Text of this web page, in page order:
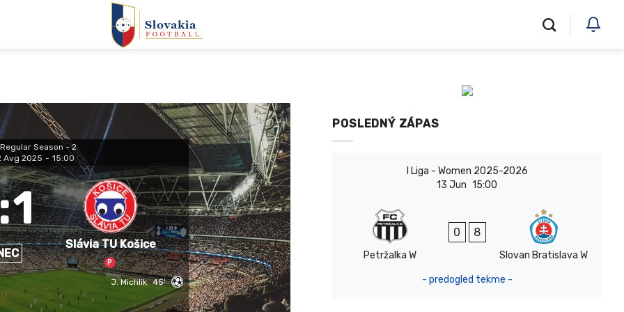
Regular Season - 2
Avg 2025 - 15:00
1
Slávia TU Košice
P
J. Michlik 45'
POSLEDNÝ ZÁPAS
I Liga - Women 2025-2026
13 Jun 15:00
Petržalka W
0 8
Slovan Bratislava W
- predogled tekme -